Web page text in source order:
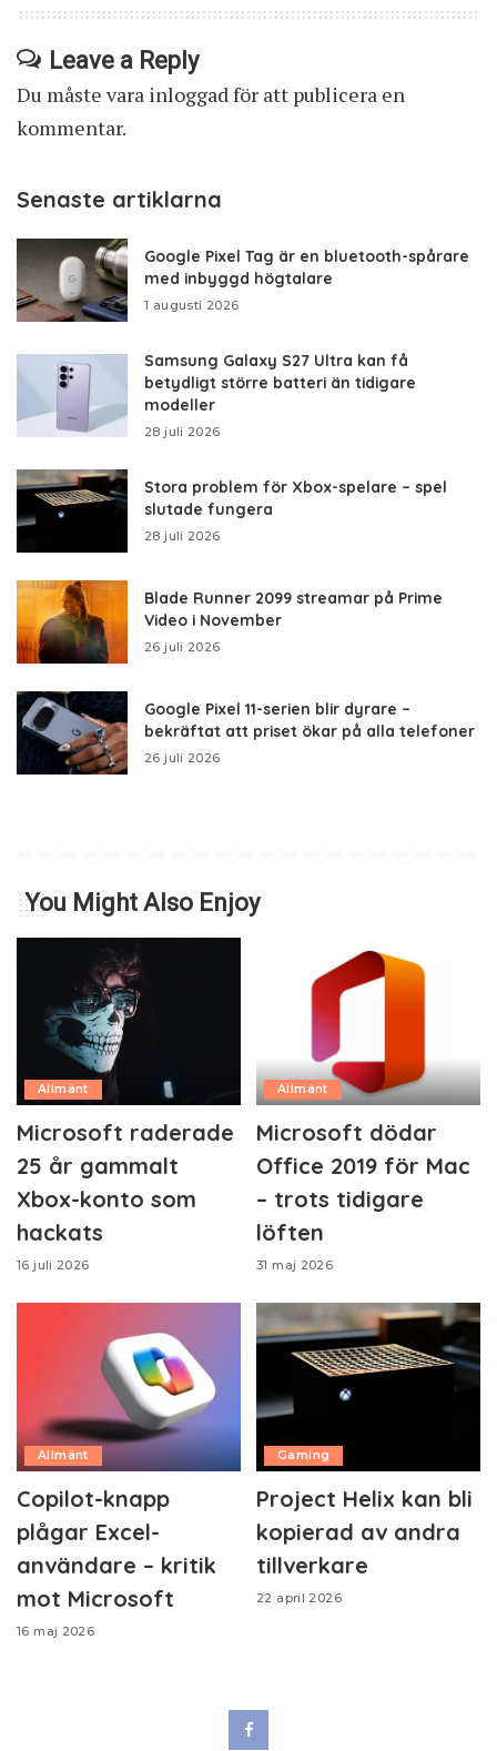
Leave a Reply
Du måste vara inloggadför att publicera en
kommentar.
Senaste artiklarna
Google Pixel Tag är en bluetooth-spårare
med inbyggd högtalare
1 augusti 2026
Samsung Galaxy S27 Ultra kan få
betydligt större batteri än tidigare
modeller
28 juli 2026
Stora problem för Xbox-spelare – spel
slutade fungera
28 juli 2026
Blade Runner 2099 streamar på Prime
Video i November
26 juli 2026
Google Pixel 11-serien blir dyrare –
bekräftat att priset ökar på alla telefoner
26 juli 2026
You Might Also Enjoy
Allmänt
Microsoft raderade
25 år gammalt
Xbox-konto som
hackats
16 juli 2026
Allmänt
Microsoft dödar
Office 2019 för Mac
– trots tidigare
löften
31 maj 2026
Allmänt
Copilot-knapp
plågar Excel-
användare – kritik
mot Microsoft
16 maj 2026
Gaming
Project Helix kan bli
kopierad av andra
tillverkare
22 april 2026